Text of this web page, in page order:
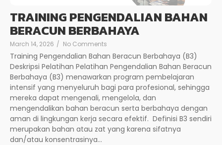
TRAINING PENGENDALIAN BAHAN
BERACUN BERBAHAYA
March 14, 2026 / No Comments
Training Pengendalian Bahan Beracun Berbahaya (B3)
Deskripsi Pelatihan Pelatihan Pengendalian Bahan Beracun
Berbahaya (B3) menawarkan program pembelajaran
intensif yang menyeluruh bagi para profesional, sehingga
mereka dapat mengenali, mengelola, dan
mengendalikan bahan beracun serta berbahaya dengan
aman di lingkungan kerja secara efektif. Definisi B3 sendiri
merupakan bahan atau zat yang karena sifatnya
dan/atau konsentrasinya...